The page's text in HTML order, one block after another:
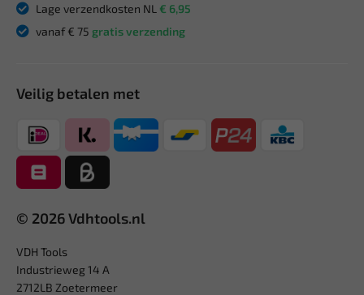
Lage verzendkosten NL € 6,95
vanaf € 75 gratis verzending
Veilig betalen met
© 2026 Vdhtools.nl
VDH Tools
Industrieweg 14 A
2712LB Zoetermeer